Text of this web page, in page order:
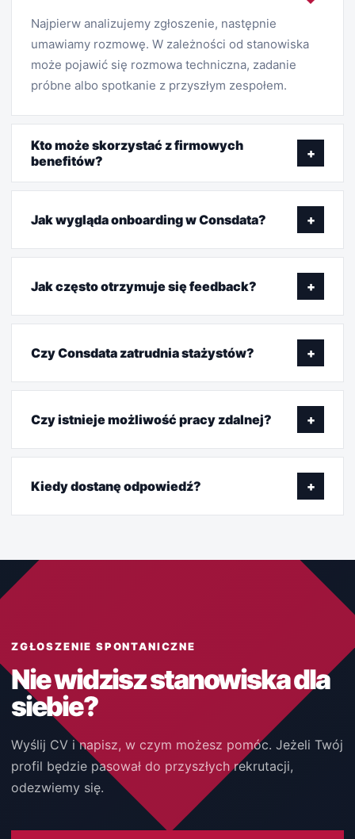
Najpierw analizujemy zgłoszenie, następnie
umawiamy rozmowę. W zależności od stanowiska
może pojawić się rozmowa techniczna, zadanie
próbne albo spotkanie z przyszłym zespołem.
Kto może skorzystać z firmowych
benefitów?
+
Jak wygląda onboarding w Consdata? +
Jak często otrzymuje się feedback? +
Czy Consdata zatrudnia stażystów? +
Czy istnieje możliwość pracy zdalnej? +
Kiedy dostanę odpowiedź? +
ZGŁOSZENIE SPONTANICZNE
Nie widzisz stanowiska dla
siebie?
Wyślij CV i napisz, w czym możesz pomóc. Jeżeli Twój
profil będzie pasował do przyszłych rekrutacji,
odezwiemy się.